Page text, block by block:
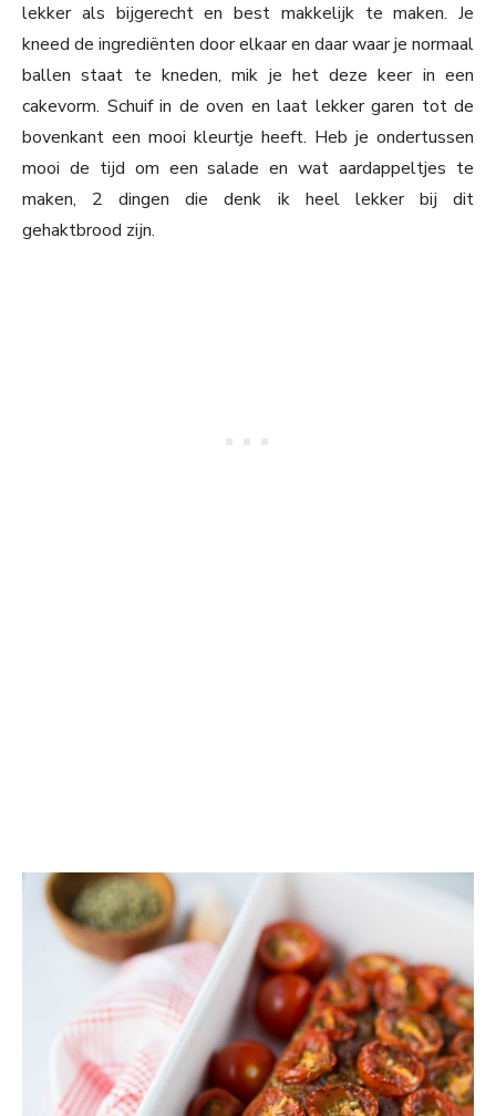
lekker als bijgerecht en best makkelijk te maken. Je
kneed de ingrediënten door elkaar en daar waar je normaal
ballen staat te kneden, mik je het deze keer in een
cakevorm. Schuif in de oven en laat lekker garen tot de
bovenkant een mooi kleurtje heeft. Heb je ondertussen
mooi de tijd om een salade en wat aardappeltjes te
maken, 2 dingen die denk ik heel lekker bij dit
gehaktbrood zijn.